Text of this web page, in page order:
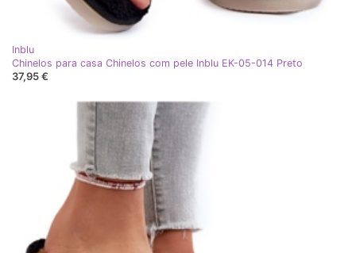
Inblu
Chinelos para casa Chinelos com pele Inblu EK-05-014 Preto
37,95 €